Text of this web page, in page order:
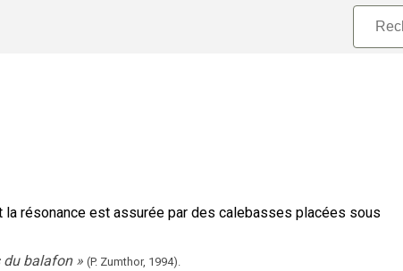
résonance est assurée par des calebasses placées sous
du balafon » (P. Zumthor, 1994).